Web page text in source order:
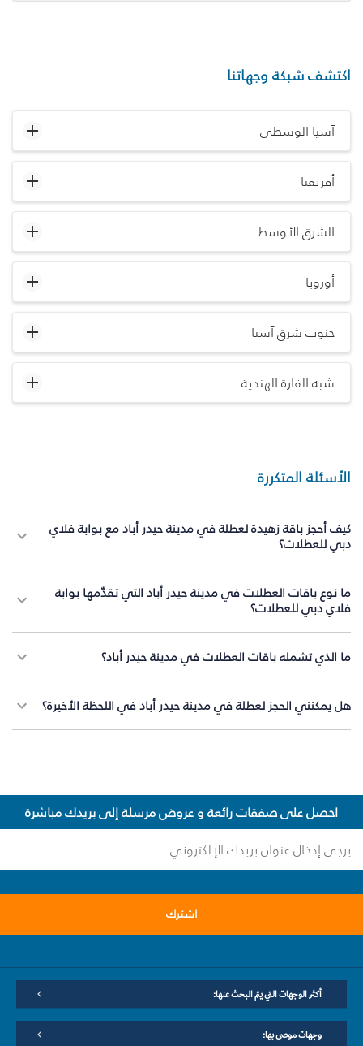
اكتشف شبكة وجهاتنا
آسيا الوسطى
أفريقيا
الشرق الأوسط
أوروبا
جنوب شرق آسيا
شبه القارة الهندية
الأسئلة المتكررة
كيف أحجز باقة زهيدة لعطلة في مدينة حيدر أباد مع بوابة فلاي
دبي للعطلات؟
ما نوع باقات العطلات في مدينة حيدر أباد التي تقدّمها بوابة
فلاي دبي للعطلات؟
ما الذي تشمله باقات العطلات في مدينة حيدر أباد؟
هل يمكنني الحجز لعطلة في مدينة حيدر أباد في اللحظة الأخيرة؟
احصل على صفقات رائعة و عروض مرسلة إلى بريدك مباشرة
اشترك
أكثر الوجهات التي يتم البحث عنها:
وجهات موصى بها: